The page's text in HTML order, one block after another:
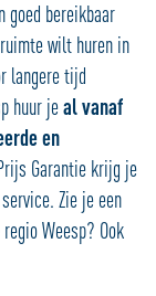
goed bereikbaar
wilt huren in
langere tijd
huur jeal vanaf
en
Garantie krijg je
Zie je een
Weesp? Ook